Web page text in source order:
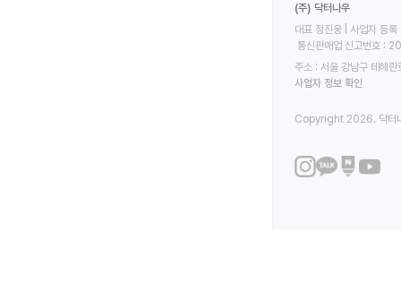
(주) 닥터나우
대표 정진웅 | 사업자
통신판매업 신고번호
주소 : 서울 강남구 테헤
사업자 정보 확인
Copyright 2026. 닥터